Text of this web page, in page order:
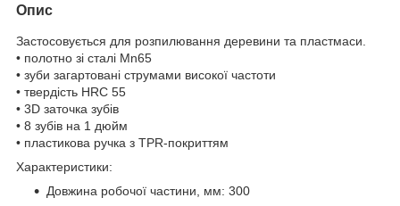
Опис
Застосовується для розпилювання деревини та пластмаси.
• полотно зі сталі Мn65
• зуби загартовані струмами високої частоти
• твердість HRC 55
• 3D заточка зубів
• 8 зубів на 1 дюйм
• пластикова ручка з TPR-покриттям
Характеристики:
Довжина робочої частини, мм: 300